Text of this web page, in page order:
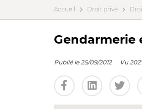
Accueil Droit privé
Gendarmerie
Publié le 25/09/2012 Vu